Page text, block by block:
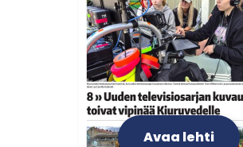
Avaa lehti